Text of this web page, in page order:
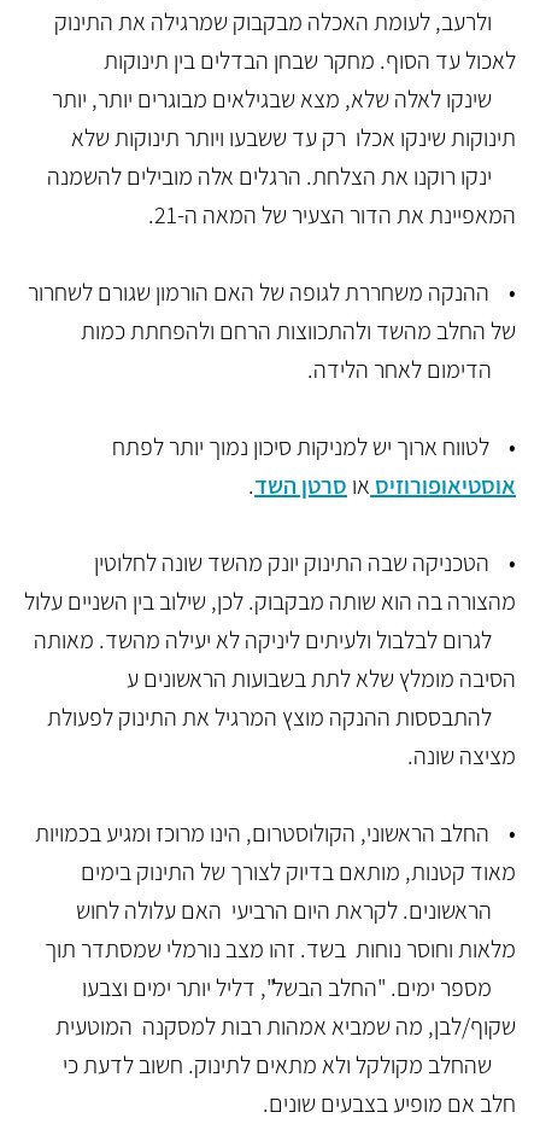
ולרעב, לעומת האכלה מבקבוק שמרגילה את התינוק
לאכול עד הסוף. מחקר שבחן הבדלים בין תינוקות
שינקו לאלה שלא, מצא שבגילאים מבוגרים יותר, יותר
תינוקות שינקו אכלו רק עד ששבעו ויותר תינוקות שלא
ינקו רוקנו את הצלחת. הרגלים אלה מובילים להשמנה
המאפיינת את הדור הצעיר של המאה ה-21.
• ההנקה משחררת לגופה של האם הורמון שגורם לשחרור
של החלב מהשד ולהתכווצות הרחם ולהפחתת כמות
הדימום לאחר הלידה.
• לטווח ארוך יש למניקות סיכון נמוך יותר לפתח
אוסטיאופורוזיס או סרטן השד.
• הטכניקה שבה התינוק יונק מהשד שונה לחלוטין
מהצורה בה הוא שותה מבקבוק. לכן, שילוב בין השניים עלול
לגרום לבלבול ולעיתים ליניקה לא יעילה מהשד. מאותה
הסיבה מומלץ שלא לתת בשבועות הראשונים ע
להתבססות ההנקה מוצץ המרגיל את התינוק לפעולת
מציצה שונה.
• החלב הראשוני, הקולוסטרום, הינו מרוכז ומגיע בכמויות
מאוד קטנות, מותאם בדיוק לצורך של התינוק בימים
הראשונים. לקראת היום הרביעי האם עלולה לחוש
מלאות וחוסר נוחות בשד. זהו מצב נורמלי שמסתדר תוך
מספר ימים. "החלב הבשל", דליל יותר ימים וצבעו
שקוף/לבן, מה שמביא אמהות רבות למסקנה המוטעית
שהחלב מקולקל ולא מתאים לתינוק. חשוב לדעת כי
חלב אם מופיע בצבעים שונים.